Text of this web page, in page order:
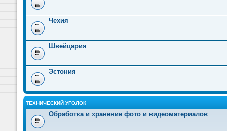
Чехия
Швейцария
Эстония
ТЕХНИЧЕСКИЙ УГОЛОК
Обработка и хранение фото и видеоматериалов